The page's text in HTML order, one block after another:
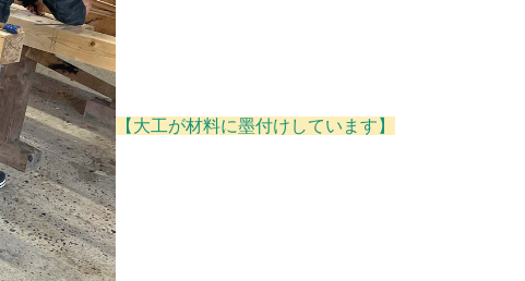
【大工が材料に墨付けしています】